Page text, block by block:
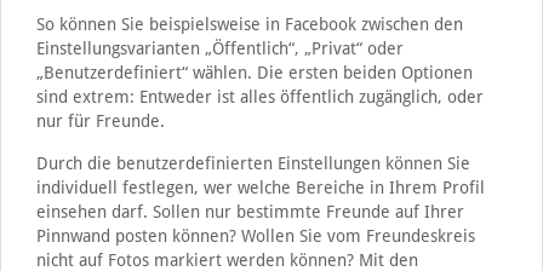
So können Sie beispielsweise in Facebook zwischen den
Einstellungsvarianten „Öffentlich“, „Privat“ oder
„Benutzerdefiniert“ wählen. Die ersten beiden Optionen
sind extrem: Entweder ist alles öffentlich zugänglich, oder
nur für Freunde.
Durch die benutzerdefinierten Einstellungen können Sie
individuell festlegen, wer welche Bereiche in Ihrem Profil
einsehen darf. Sollen nur bestimmte Freunde auf Ihrer
Pinnwand posten können? Wollen Sie vom Freundeskreis
nicht auf Fotos markiert werden können? Mit den